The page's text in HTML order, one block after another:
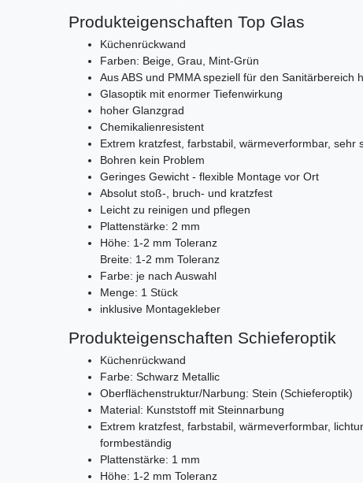
Produkteigenschaften Top Glas
Küchenrückwand
Farben: Beige, Grau, Mint-Grün
Aus ABS und PMMA speziell für den Sanitärbereich
Glasoptik mit enormer Tiefenwirkung
hoher Glanzgrad
Chemikalienresistent
Extrem kratzfest, farbstabil, wärmeverformbar, sehr
Bohren kein Problem
Geringes Gewicht - flexible Montage vor Ort
Absolut stoß-, bruch- und kratzfest
Leicht zu reinigen und pflegen
Plattenstärke: 2 mm
Höhe: 1-2 mm Toleranz
Breite: 1-2 mm Toleranz
Farbe: je nach Auswahl
Menge: 1 Stück
inklusive Montagekleber
Produkteigenschaften Schieferoptik
Küchenrückwand
Farbe: Schwarz Metallic
Oberflächenstruktur/Narbung: Stein (Schieferoptik)
Material: Kunststoff mit Steinnarbung
Extrem kratzfest, farbstabil, wärmeverformbar,
formbeständig
Plattenstärke: 1 mm
Höhe: 1-2 mm Toleranz